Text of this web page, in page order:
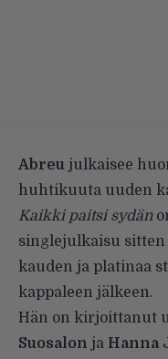
Abreu julkaisee
huhtikuuta uuden
Kaikki paitsi sydän
singlejulkaisu sitten
kauden ja platinaa
kappaleen jälkeen.
Hän on kirjoittanut
Suosalon ja Hanna